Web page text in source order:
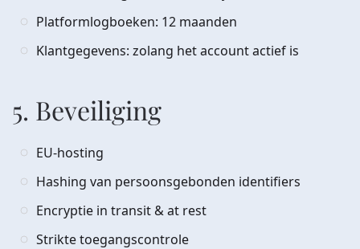
Platformlogboeken: 12 maanden
Klantgegevens: zolang het account actief is
5. Beveiliging
EU-hosting
Hashing van persoonsgebonden identifiers
Encryptie in transit & at rest
Strikte toegangscontrole